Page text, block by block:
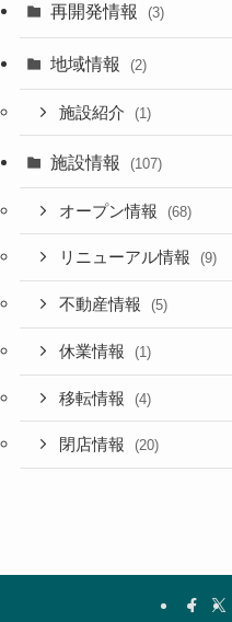
再開発情報 (3)
地域情報 (2)
施設紹介 (1)
施設情報 (107)
オープン情報 (68)
リニューアル情報 (9)
不動産情報 (5)
休業情報 (1)
移転情報 (4)
閉店情報 (20)